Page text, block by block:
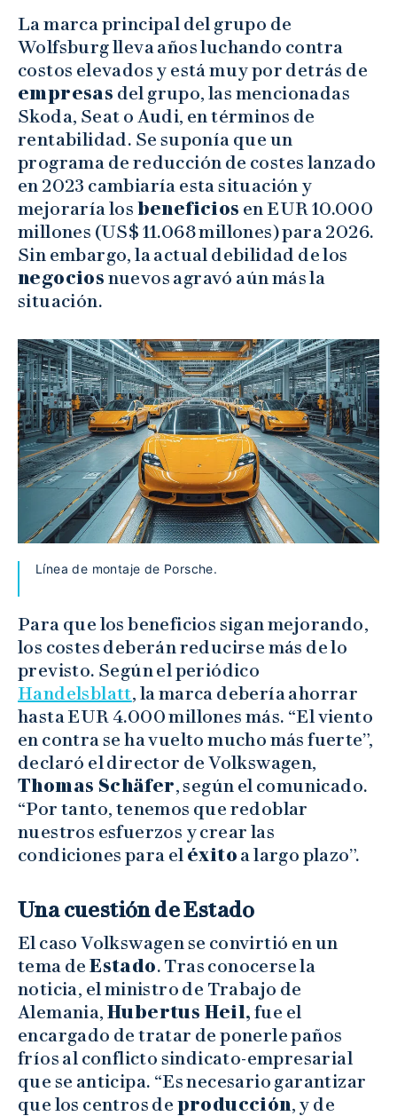
La marca principal del grupo de
Wolfsburg lleva años luchando contra
costos elevados y está muy por detrás de
empresas del grupo, las mencionadas
Skoda, Seat o Audi, en términos de
rentabilidad. Se suponía que un
programa de reducción de costes lanzado
en 2023 cambiaría esta situación y
mejoraría los beneficios en EUR 10.000
millones (US$ 11.068 millones) para 2026.
Sin embargo, la actual debilidad de los
negocios nuevos agravó aún más la
situación.
Línea de montaje de Porsche.
Para que los beneficios sigan mejorando,
los costes deberán reducirse más de lo
previsto. Según el periódico
Handelsblatt, la marca debería ahorrar
hasta EUR 4.000 millones más. “El viento
en contra se ha vuelto mucho más fuerte”,
declaró el director de Volkswagen,
Thomas Schäfer, según el comunicado.
“Por tanto, tenemos que redoblar
nuestros esfuerzos y crear las
condiciones para el éxito a largo plazo”.
Una cuestión de Estado
El caso Volkswagen se convirtió en un
tema deEstado. Tras conocerse la
noticia, el ministro de Trabajo de
Alemania,Hubertus Heil, fue el
encargado de tratar de ponerle paños
fríos al conflicto sindicato-empresarial
que se anticipa. “Es necesario garantizar
que los centros de producción, y de